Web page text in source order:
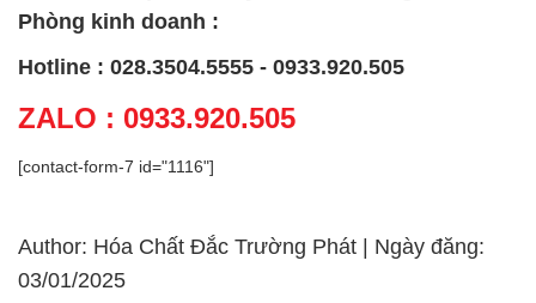
Phòng kinh doanh :
Hotline : 028.3504.5555 - 0933.920.505
ZALO : 0933.920.505
[contact-form-7 id="1116"]
Author: Hóa Chất Đắc Trường Phát | Ngày đăng:
03/01/2025